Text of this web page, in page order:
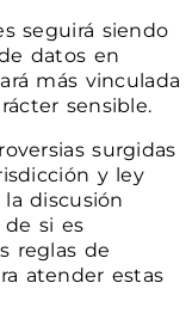
seguirá siendo
datos en
más vinculada
sensible.
surgidas
y ley
discusión
si es
reglas de
atender estas